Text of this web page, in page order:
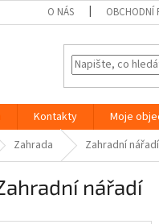
O NÁS OBCHODNÍ
Kontakty
Moje
Zahrada Zahradní nářadí
nářadí